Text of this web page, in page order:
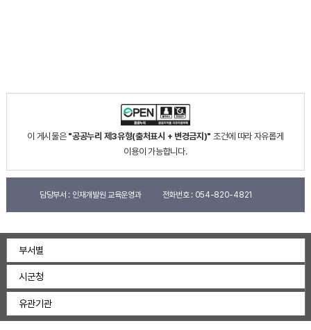
이 게시물은 "공공누리 제3유형(출처표시 + 변경금지)" 조건에 따라 자유롭게
이용이 가능합니다.
담당부서 : 인재개발원 교육운영과 전화번호 : 054-820-4821
부서별
시군청
유관기관